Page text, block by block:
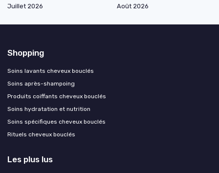
Juillet 2026
Août 2026
Shopping
Soins lavants cheveux bouclés
Soins après-shampoing
Produits coiffants cheveux bouclés
Soins hydratation et nutrition
Soins spécifiques cheveux bouclés
Rituels cheveux bouclés
Les plus lus